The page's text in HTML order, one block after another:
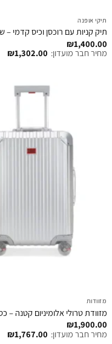
תיקי אופנה
תיק קניות עם רוכסן וכיס קדמי –
₪1,400.00
מחיר חבר מועדון:
₪1,302.00
מזוודות
מזוודת טרולי אלומיניום קטנה –
₪1,900.00
מחיר חבר מועדון:
₪1,767.00